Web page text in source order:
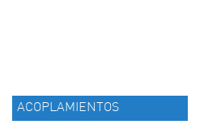
ACOPLAMIENTOS